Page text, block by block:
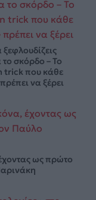
το σκόρδο – Το
trick που κάθε
να ξέρει
ως πρώτο